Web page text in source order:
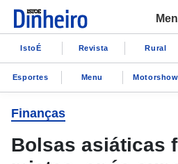
IstoÉ Revista Rural
Esportes Menu Motorshow
Finanças
Bolsas asiáticas